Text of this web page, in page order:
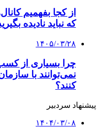
که نباید نادیده
۱۴۰۵/۰۳/۲۸
چرا بسیاری از
نمی‌توانند با
کنند؟
پیشنهاد سردبیر
۱۴۰۴/۰۳/۰۸